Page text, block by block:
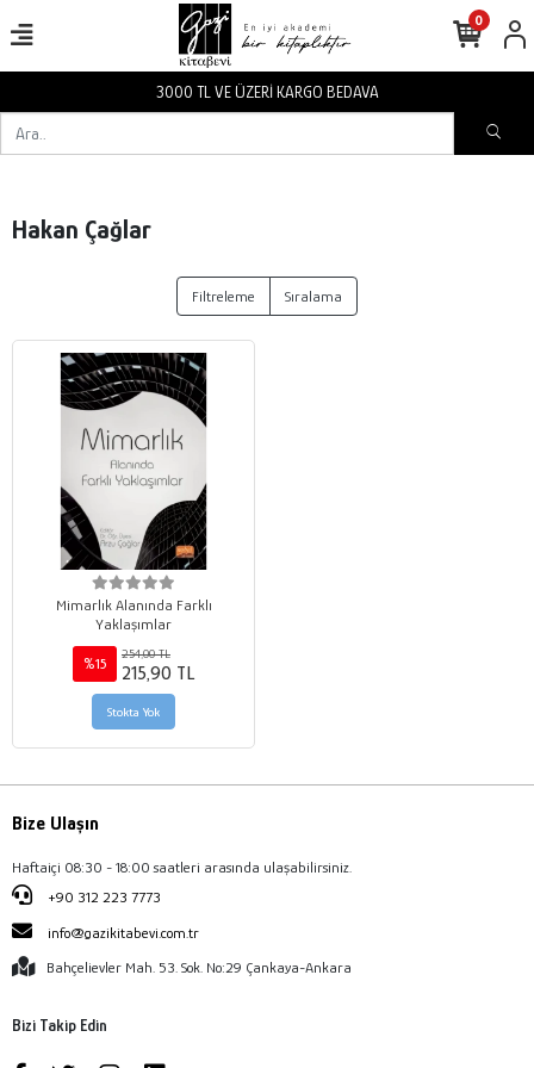
3000 TL VE ÜZERİ KARGO BEDAVA
0
Hakan Çağlar
Filtreleme Sıralama
Mimarlık Alanında Farklı
Yaklaşımlar
%15
254,00 TL
215,90 TL
Stokta Yok
Bize Ulaşın
Haftaiçi 08:30 - 18:00 saatleri arasında ulaşabilirsiniz.
+90 312 223 7773
info@gazikitabevi.com.tr
Bahçelievler Mah. 53. Sok. No:29 Çankaya-Ankara
Bizi Takip Edin